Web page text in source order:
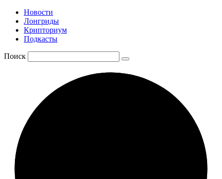
Новости
Лонгриды
Крипториум
Подкасты
Поиск